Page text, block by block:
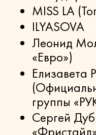
MISS LA
ILYASOVA
Леонид
«Евро»)
Елизавета
группы
Сергей